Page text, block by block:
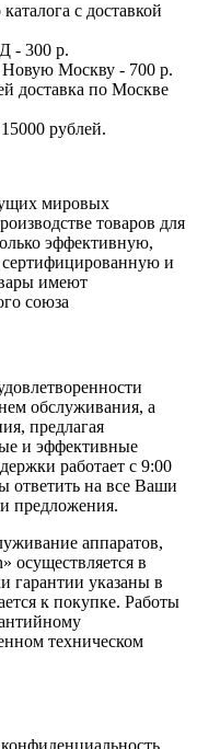
с доставкой
- 300 р.
Москву - 700 р.
доставка по Москве
рублей.
мировых
товаров для
эффективную,
и
имеют
союза
обслуживания, а
предлагая
и эффективные
работает с 9:00
ответить на все Ваши
предложения.
аппаратов,
осуществляется в
гарантии указаны в
к покупке. Работы
техническом